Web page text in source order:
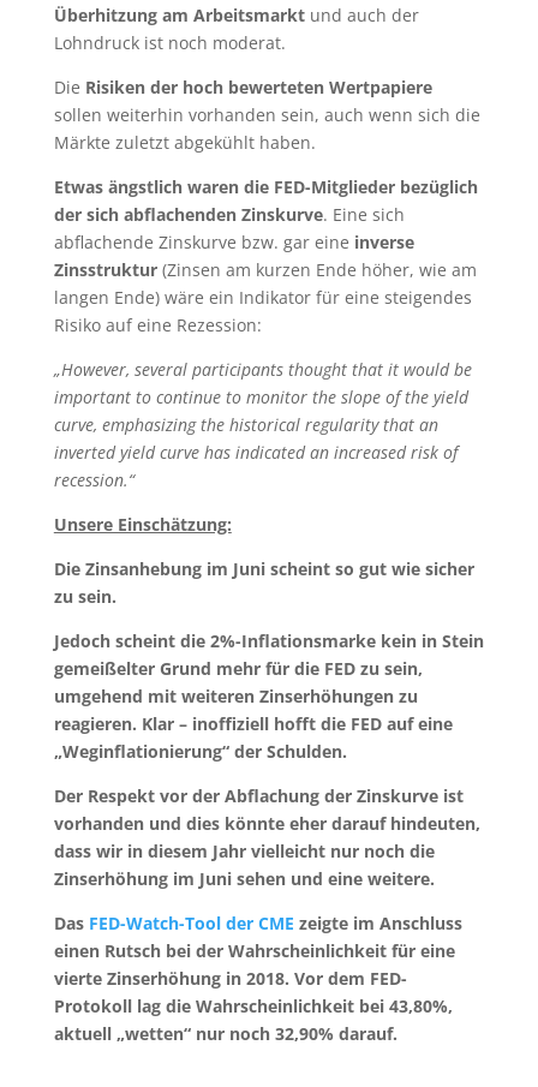
Überhitzung am Arbeitsmarktund auch der
Lohndruck ist noch moderat.
Die Risiken der hoch bewerteten Wertpapiere
sollen weiterhin vorhanden sein, auch wenn sich die
Märkte zuletzt abgekühlt haben.
Etwas ängstlich waren die FED-Mitglieder bezüglich
der sich abflachenden Zinskurve. Eine sich
abflachende Zinskurve bzw. gar eine inverse
Zinsstruktur(Zinsen am kurzen Ende höher, wie am
langen Ende) wäre ein Indikator für eine steigendes
Risiko auf eine Rezession:
„However, several participants thought that it would be
important to continue to monitor the slope of the yield
curve, emphasizing the historical regularity that an
inverted yield curve has indicated an increased risk of
recession.“
Unsere Einschätzung:
Die Zinsanhebung im Juni scheint so gut wie sicher
zu sein.
Jedoch scheint die 2%-Inflationsmarke kein in Stein
gemeißelter Grund mehr für die FED zu sein,
umgehend mit weiteren Zinserhöhungen zu
reagieren. Klar – inoffiziell hofft die FED auf eine
„Weginflationierung“ der Schulden.
Der Respekt vor der Abflachung der Zinskurve ist
vorhanden und dies könnte eher darauf hindeuten,
dass wir in diesem Jahr vielleicht nur noch die
Zinserhöhung im Juni sehen und eine weitere.
Das FED-Watch-Tool der CME zeigte im Anschluss
einen Rutsch bei der Wahrscheinlichkeit für eine
vierte Zinserhöhung in 2018. Vor dem FED-
Protokoll lag die Wahrscheinlichkeit bei 43,80%,
aktuell „wetten“ nur noch 32,90% darauf.